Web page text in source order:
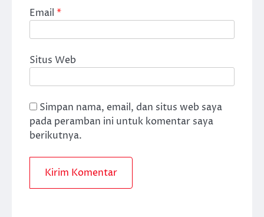
Email *
Situs Web
Simpan nama, email, dan situs web saya
pada peramban ini untuk komentar saya
berikutnya.